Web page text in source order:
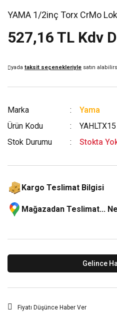
YAMA 1/2inç Torx CrMo
527,16 TL Kdv
yada taksit seçenekleriyle satın
Marka
Yama
Ürün Kodu
YAHLTX15
Stok Durumu
Stokta
Kargo Teslimat Bilgisi
Mağazadan Teslimat...
Gelince
Fiyatı Düşünce Haber Ver